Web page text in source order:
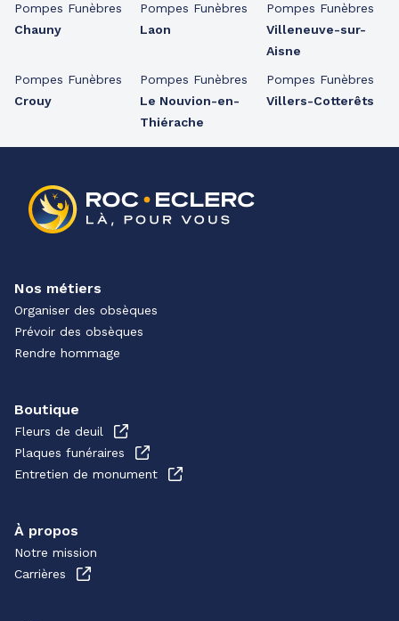
Pompes Funèbres
Chauny
Pompes Funèbres
Crouy
Pompes Funèbres
Laon
Pompes Funèbres
Le Nouvion-en-
Thiérache
Pompes Funèbres
Villeneuve-sur-
Aisne
Pompes Funèbres
Villers-Cotterêts
Nos métiers
Organiser des obsèques
Prévoir des obsèques
Rendre hommage
Boutique
Fleurs de deuil
Plaques funéraires
Entretien de monument
À propos
Notre mission
Carrières